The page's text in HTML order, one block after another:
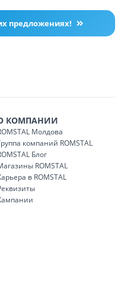
предложениях!
КОМПАНИИ
Молдова
компаний ROMSTAL
Блог
ROMSTAL
в ROMSTAL